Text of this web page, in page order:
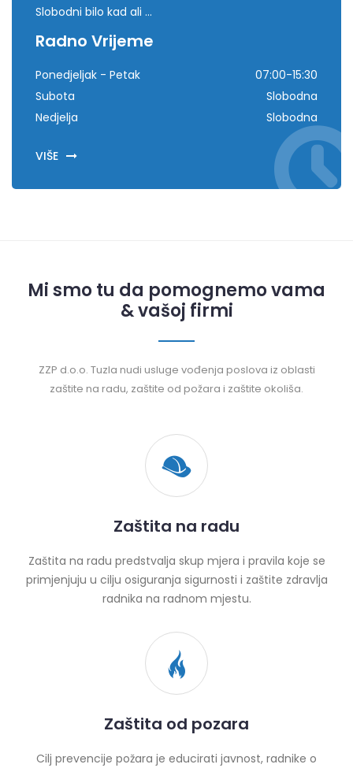
Slobodni bilo kad ali ...
Radno Vrijeme
Ponedjeljak - Petak
07:00-15:30
Subota
Slobodna
Nedjelja
Slobodna
VIŠE
Mi smo tu da pomognemo vama
& vašoj firmi
ZZP d.o.o. Tuzla nudi usluge vođenja poslova iz oblasti
zaštite na radu, zaštite od požara i zaštite okoliša.
Zaštita na radu
Zaštita na radu predstvalja skup mjera i pravila koje se
primjenjuju u cilju osiguranja sigurnosti i zaštite zdravlja
radnika na radnom mjestu.
Zaštita od pozara
Cilj prevencije požara je educirati javnost, radnike o